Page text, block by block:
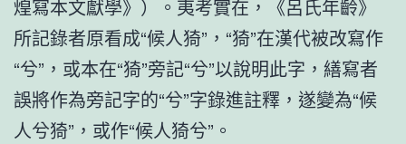
煌寫本文獻學》）。夷考實在，《呂氏年齡》
所記錄者原看成“候人猗”，“猗”在漢代被改寫作
“兮”，或本在“猗”旁記“兮”以說明此字，繕寫者
誤將作為旁記字的“兮”字錄進註釋，遂變為“候
人兮猗”，或作“候人猗兮”。